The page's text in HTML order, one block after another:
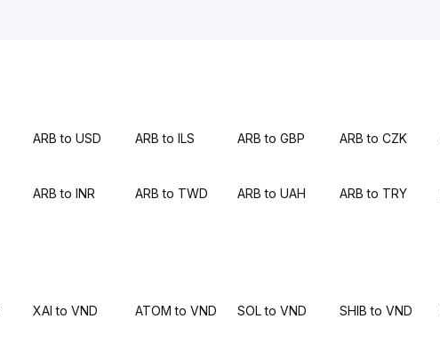
ARB to USD ARB to ILS ARB to GBP ARB to CZK
ARB to INR ARB to TWD ARB to UAH ARB to TRY
XAI to VND ATOM to VND SOL to VND SHIB to VND